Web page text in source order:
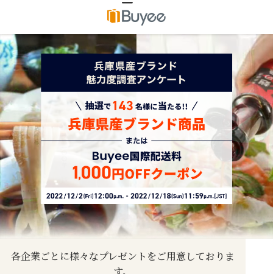
各企業ごとに様々なプレゼントをご用意しておりま